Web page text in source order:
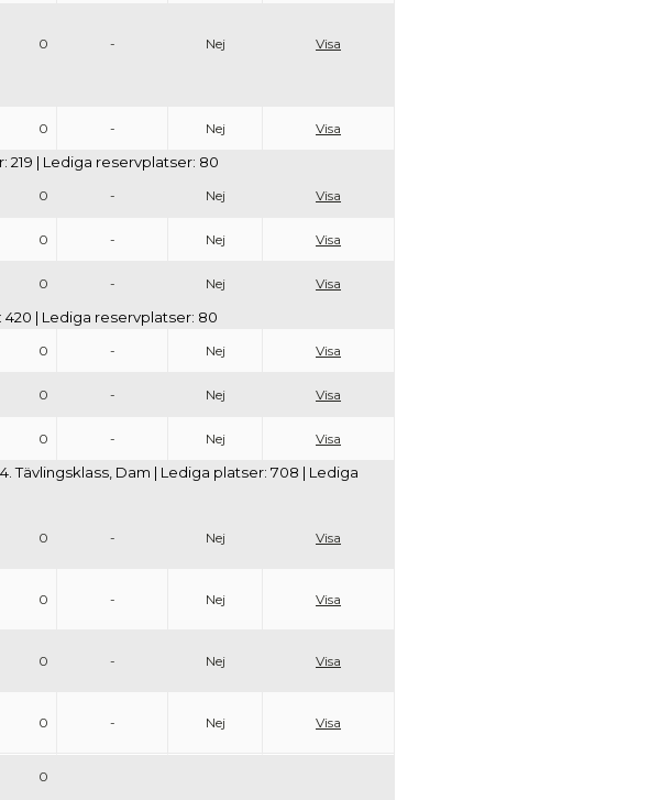
0
0 - Nej Visa
0 - Nej Visa
219 | Lediga reservplatser: 80
0 - Nej Visa
0 - Nej Visa
0 - Nej Visa
420 | Lediga reservplatser: 80
0 - Nej Visa
0 - Nej Visa
0 - Nej Visa
4. Tävlingsklass, Dam | Lediga platser: 708 | Lediga
0 - Nej Visa
0 - Nej Visa
0 - Nej Visa
0 - Nej Visa